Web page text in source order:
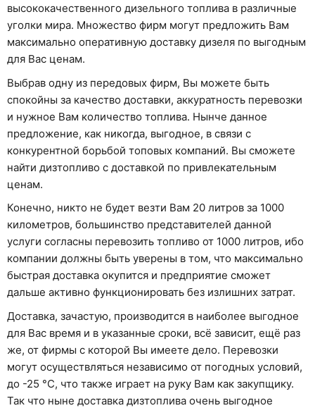
высококачественного дизельного топлива в различные
уголки мира. Множество фирм могут предложить Вам
максимально оперативную доставку дизеля по выгодным
для Вас ценам.
Выбрав одну из передовых фирм, Вы можете быть
спокойны за качество доставки, аккуратность перевозки
и нужное Вам количество топлива. Нынче данное
предложение, как никогда, выгодное, в связи с
конкурентной борьбой топовых компаний. Вы сможете
найти дизтопливо с доставкой по привлекательным
ценам.
Конечно, никто не будет везти Вам 20 литров за 1000
километров, большинство представителей данной
услуги согласны перевозить топливо от 1000 литров, ибо
компании должны быть уверены в том, что максимально
быстрая доставка окупится и предприятие сможет
дальше активно функционировать без излишних затрат.
Доставка, зачастую, производится в наиболее выгодное
для Вас время и в указанные сроки, всё зависит, ещё раз
же, от фирмы с которой Вы имеете дело. Перевозки
могут осуществляться независимо от погодных условий,
до -25 °С, что также играет на руку Вам как закупщику.
Так что ныне доставка дизтоплива очень выгодное